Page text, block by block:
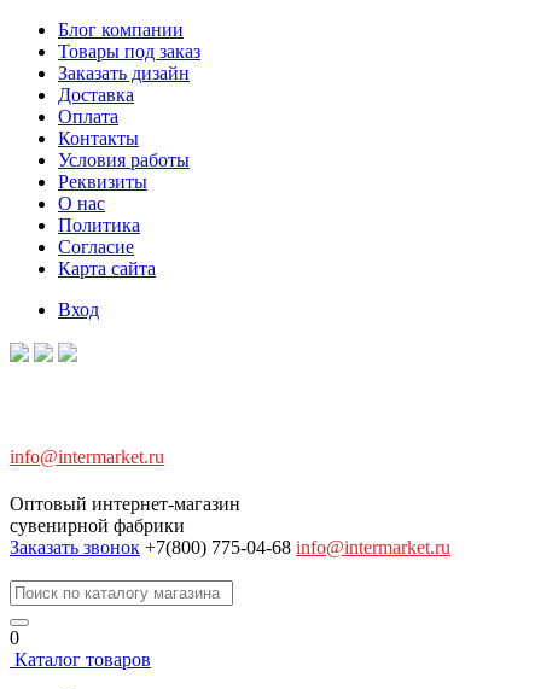
Блог компании
Товары под заказ
Заказать дизайн
Доставка
Оплата
Контакты
Условия работы
Реквизиты
О нас
Политика
Согласие
Карта сайта
Вход
info@intermarket.ru
Оптовый интернет-магазин
сувенирной фабрики
Заказать звонок +7(800) 775-04-68 info@intermarket.ru
0
Каталог товаров